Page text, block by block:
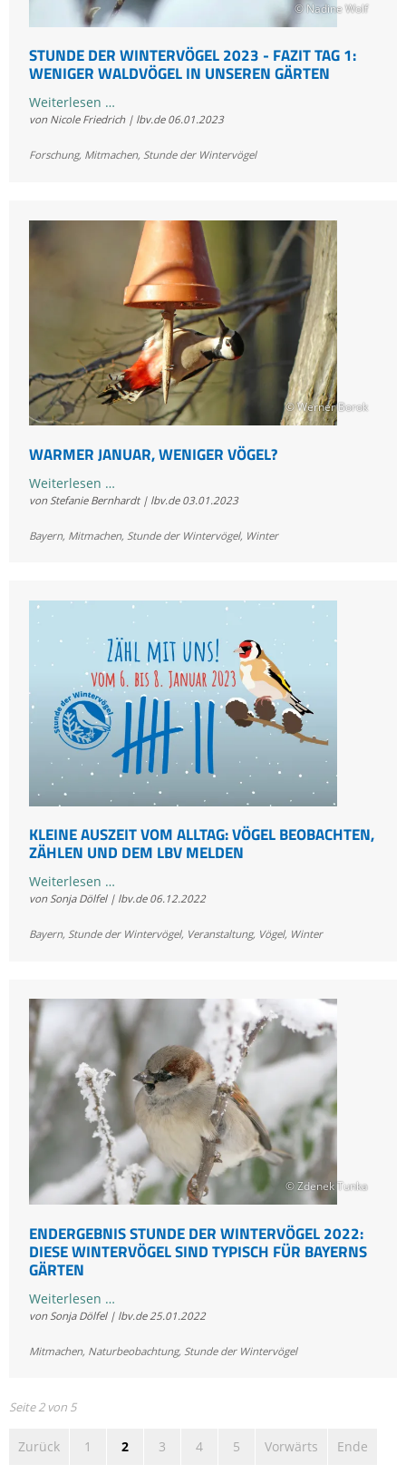
© Nadine Wolf
STUNDE DER WINTERVÖGEL 2023 - FAZIT TAG 1:
WENIGER WALDVÖGEL IN UNSEREN GÄRTEN
Weiterlesen …Stunde
der
Weniger
Waldvögel
unseren
Gärten
von Nicole Friedrich | lbv.de 06.01.2023
Forschung, Mitmachen, Stunde der Wintervögel
© Werner Borok
WARMER JANUAR, WENIGER VÖGEL?
Weiterlesen …
Januar,
Vögel?
von Stefanie Bernhardt | lbv.de 03.01.2023
Bayern, Mitmachen, Stunde der Wintervögel, Winter
KLEINE AUSZEIT VOM ALLTAG: VÖGEL BEOBACHTEN,
ZÄHLEN UND DEM LBV MELDEN
Weiterlesen …Kleine
Auszeit
zählen
und
dem
LBV
melden
von Sonja Dölfel | lbv.de 06.12.2022
Bayern, Stunde der Wintervögel, Veranstaltung, Vögel, Winter
© Zdenek Tunka
ENDERGEBNIS STUNDE DER WINTERVÖGEL 2022:
DIESE WINTERVÖGEL SIND TYPISCH FÜR BAYERNS
GÄRTEN
Weiterlesen …
Stunde
Wintervögel
sind
von Sonja Dölfel | lbv.de 25.01.2022
Mitmachen, Naturbeobachtung, Stunde der Wintervögel
Seite 2 von 5
Zurück 1 2 3 4 5 Vorwärts Ende